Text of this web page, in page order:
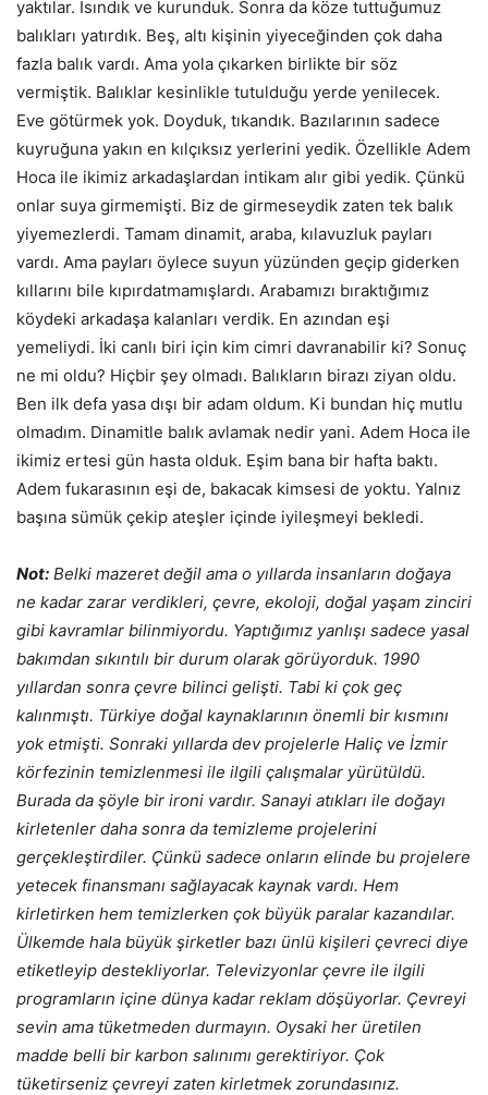
yaktılar. Isındık ve kurunduk. Sonra da köze tuttuğumuz
balıkları yatırdık. Beş, altı kişinin yiyeceğinden çok daha
fazla balık vardı. Ama yola çıkarken birlikte bir söz
vermiştik. Balıklar kesinlikle tutulduğu yerde yenilecek.
Eve götürmek yok. Doyduk, tıkandık. Bazılarının sadece
kuyruğuna yakın en kılçıksız yerlerini yedik. Özellikle Adem
Hoca ile ikimiz arkadaşlardan intikam alır gibi yedik. Çünkü
onlar suya girmemişti. Biz de girmeseydik zaten tek balık
yiyemezlerdi. Tamam dinamit, araba, kılavuzluk payları
vardı. Ama payları öylece suyun yüzünden geçip giderken
kıllarını bile kıpırdatmamışlardı. Arabamızı bıraktığımız
köydeki arkadaşa kalanları verdik. En azından eşi
yemeliydi. İki canlı biri için kim cimri davranabilir ki? Sonuç
ne mi oldu? Hiçbir şey olmadı. Balıkların birazı ziyan oldu.
Ben ilk defa yasa dışı bir adam oldum. Ki bundan hiç mutlu
olmadım. Dinamitle balık avlamak nedir yani. Adem Hoca ile
ikimiz ertesi gün hasta olduk. Eşim bana bir hafta baktı.
Adem fukarasının eşi de, bakacak kimsesi de yoktu. Yalnız
başına sümük çekip ateşler içinde iyileşmeyi bekledi.
Not: Belki mazeret değil ama o yıllarda insanların doğaya
ne kadar zarar verdikleri, çevre, ekoloji, doğal yaşam zinciri
gibi kavramlar bilinmiyordu. Yaptığımız yanlışı sadece yasal
bakımdan sıkıntılı bir durum olarak görüyorduk. 1990
yıllardan sonra çevre bilinci gelişti. Tabi ki çok geç
kalınmıştı. Türkiye doğal kaynaklarının önemli bir kısmını
yok etmişti. Sonraki yıllarda dev projelerle Haliç ve İzmir
körfezinin temizlenmesi ile ilgili çalışmalar yürütüldü.
Burada da şöyle bir ironi vardır. Sanayi atıkları ile doğayı
kirletenler daha sonra da temizleme projelerini
gerçekleştirdiler. Çünkü sadece onların elinde bu projelere
yetecek finansmanı sağlayacak kaynak vardı. Hem
kirletirken hem temizlerken çok büyük paralar kazandılar.
Ülkemde hala büyük şirketler bazı ünlü kişileri çevreci diye
etiketleyip destekliyorlar. Televizyonlar çevre ile ilgili
programların içine dünya kadar reklam döşüyorlar. Çevreyi
sevin ama tüketmeden durmayın. Oysaki her üretilen
madde belli bir karbon salınımı gerektiriyor. Çok
tüketirseniz çevreyi zaten kirletmek zorundasınız.